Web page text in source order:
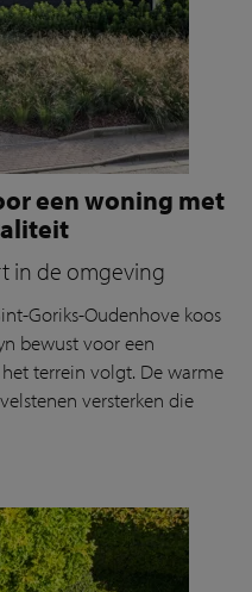
een woning met
in de omgeving
Goriks-Oudenhove koos
bewust voor een
terrein volgt. De warme
versterken die